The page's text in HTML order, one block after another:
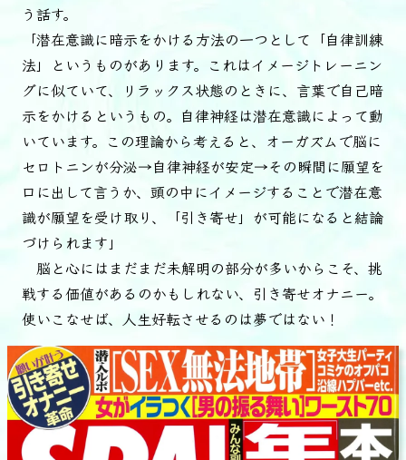
う話す。
「潜在意識に暗示をかける方法の一つとして「自律訓練
法」というものがあります。これはイメージトレーニン
グに似ていて、リラックス状態のときに、言葉で自己暗
示をかけるというもの。自律神経は潜在意識によって動
いています。この理論から考えると、オーガズムで脳に
セロトニンが分泌→自律神経が安定→その瞬間に願望を
口に出して言うか、頭の中にイメージすることで潜在意
識が願望を受け取り、「引き寄せ」が可能になると結論
づけられます」
脳と心にはまだまだ未解明の部分が多いからこそ、挑
戦する価値があるのかもしれない、引き寄せオナニー。
使いこなせば、人生好転させるのは夢ではない！